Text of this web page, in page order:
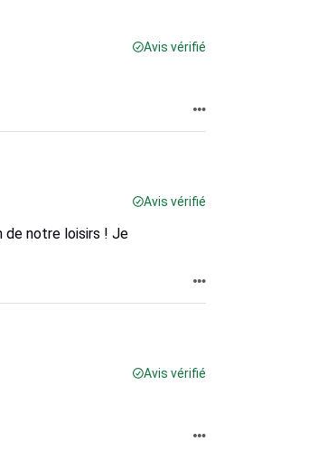
Avis vérifié
Avis vérifié
de notre loisirs ! Je
Avis vérifié